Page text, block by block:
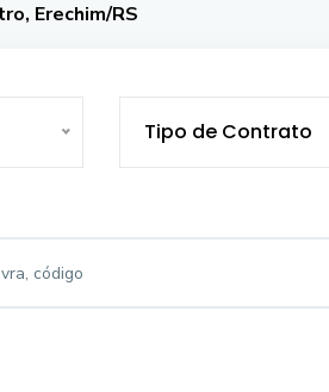
Erechim/RS
Tipo de Contrato